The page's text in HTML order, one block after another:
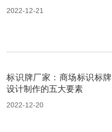
2022-12-21
标识牌厂家：商场标识标牌
设计制作的五大要素
2022-12-20